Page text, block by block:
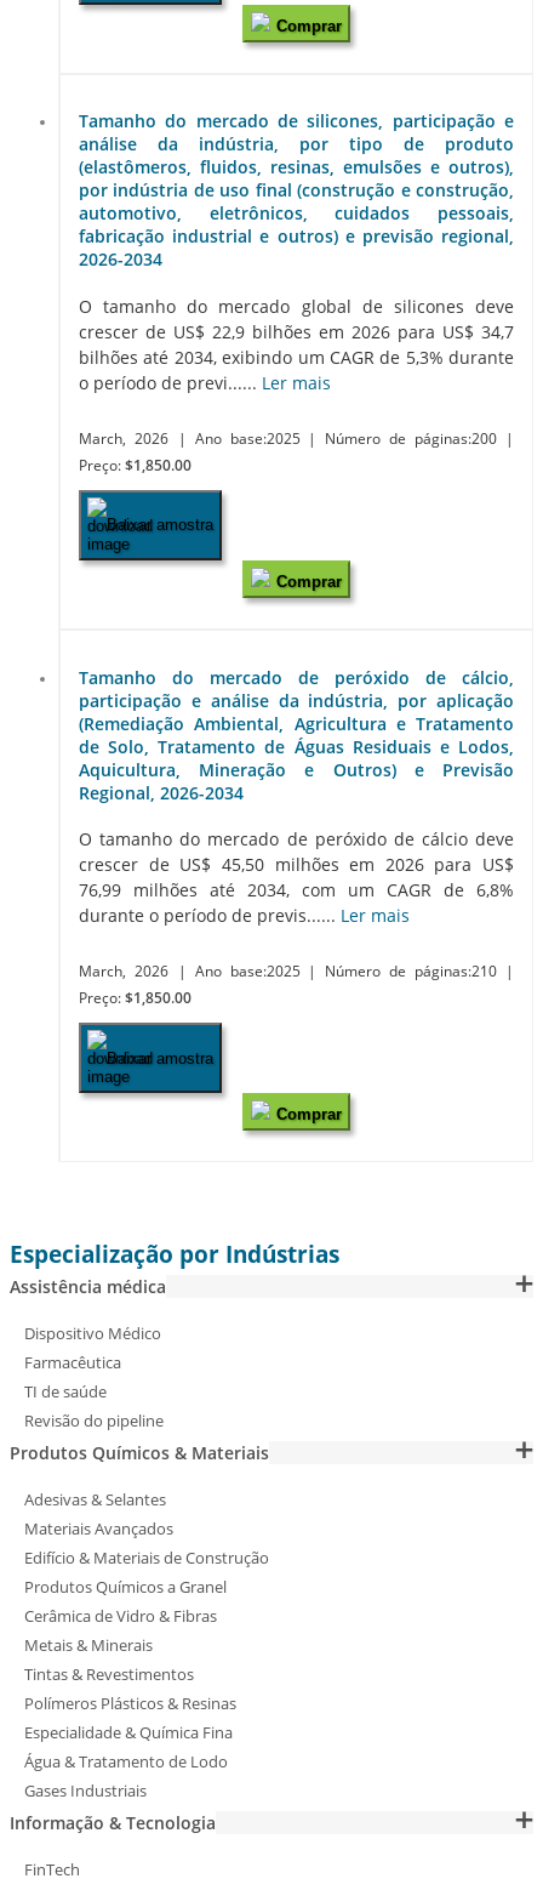
Comprar
Tamanho do mercado de silicones, participação e
análise da indústria, por tipo de produto
(elastômeros, fluidos, resinas, emulsões e outros),
por indústria de uso final (construção e construção,
automotivo, eletrônicos, cuidados pessoais,
fabricação industrial e outros) e previsão regional,
2026-2034
O tamanho do mercado global de silicones deve
crescer de US$ 22,9 bilhões em 2026 para US$ 34,7
bilhões até 2034, exibindo um CAGR de 5,3% durante
o período de previ...... Ler mais
March, 2026 | Ano base:2025 | Número de páginas:200
|
Preço: $1,850.00
Baixar amostra
Comprar
Tamanho do mercado de peróxido de cálcio,
participação e análise da indústria, por aplicação
(Remediação Ambiental, Agricultura e Tratamento
de Solo, Tratamento de Águas Residuais e Lodos,
Aquicultura, Mineração e Outros) e Previsão
Regional, 2026-2034
O tamanho do mercado de peróxido de cálcio deve
crescer de US$ 45,50 milhões em 2026 para US$
76,99 milhões até 2034, com um CAGR de 6,8%
durante o período de previs...... Ler mais
March, 2026 | Ano base:2025 | Número de páginas:210
|
Preço: $1,850.00
Baixar amostra
Comprar
Especialização por Indústrias
Assistência médica
Dispositivo Médico
Farmacêutica
TI de saúde
Revisão do pipeline
Produtos Químicos & Materiais
Adesivas & Selantes
Materiais Avançados
Edifício & Materiais de Construção
Produtos Químicos a Granel
Cerâmica de Vidro & Fibras
Metais & Minerais
Tintas & Revestimentos
Polímeros Plásticos & Resinas
Especialidade & Química Fina
Água & Tratamento de Lodo
Gases Industriais
Informação & Tecnologia
FinTech